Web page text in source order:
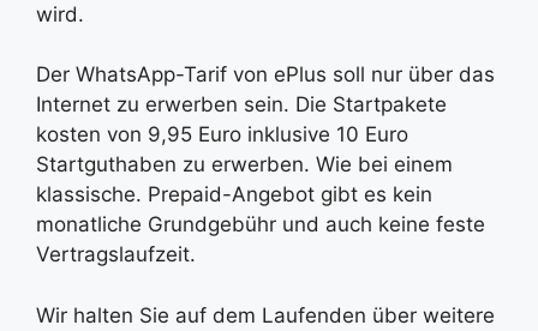
wird.
Der WhatsApp-Tarif von ePlus soll nur über das
Internet zu erwerben sein. Die Startpakete
kosten von 9,95 Euro inklusive 10 Euro
Startguthaben zu erwerben. Wie bei einem
klassische. Prepaid-Angebot gibt es kein
monatliche Grundgebühr und auch keine feste
Vertragslaufzeit.
Wir halten Sie auf dem Laufenden über weitere